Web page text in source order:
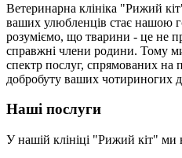
Ветеринарна клініка "Рижий
ваших улюбленців стає нашою
розуміємо, що тварини - це не
справжні члени родини. Тому
спектр послуг, спрямованих на
добробуту ваших чотириногих
Наші послуги
У нашій клініці "Рижий кіт" ми